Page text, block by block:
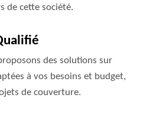
de cette société.
des solutions sur
à vos besoins et budget,
de couverture.